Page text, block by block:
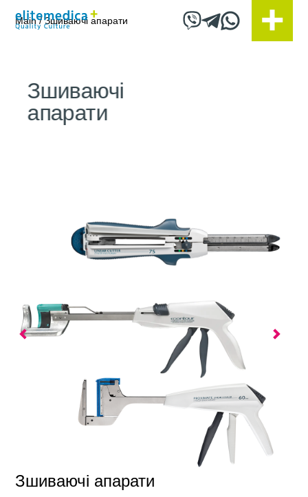
Main/Зшиваючі апарати
Зшиваючі
апарати
Зшиваючі апарати